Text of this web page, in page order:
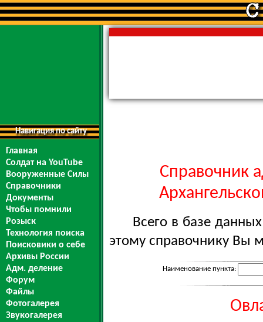
Навигация по сайту
Главная
Солдат на YouTube
Вооруженные Силы
Справочники
Документы
Чтобы помнили
Розыск
Технология поиска
Поисковики о себе
Архивы России
Адм. деление
Форум
Файлы
Фотогалерея
Звукогалерея
Справочник
Всего в базе
этому справочнику Вы
Наименование пункта: